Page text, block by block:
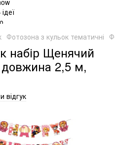
Фотозона з кульок тематичні
набір Щенячий
2,5 м,
відгук